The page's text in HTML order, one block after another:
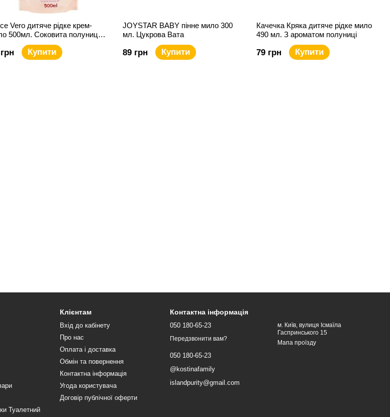
Vero дитяче рідке крем-
500мл. Соковита полуниця
Купити
JOYSTAR BABY пінне мило 300
мл. Цукрова Вата
89 грн Купити
Качечка Кряка дитяче рідке мило
490 мл. З ароматом полуниці
79 грн Купити
Туалетний
Клієнтам
Вхід до кабінету
Про нас
Оплата і доставка
Обмін та повернення
Контактна інформація
Угода користувача
Договір публічної оферти
Контактна інформація
050 180-65-23
Передзвонити вам?
050 180-65-23
@kostinafamily
islandpurity@gmail.com
м. Київ, вулиця Ісмаїла
Гаспринського 15
Мапа проїзду